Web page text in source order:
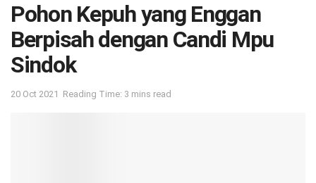
Pohon Kepuh yang Enggan
Berpisah dengan Candi Mpu
Sindok
20 Oct 2021 Reading Time: 3 mins read